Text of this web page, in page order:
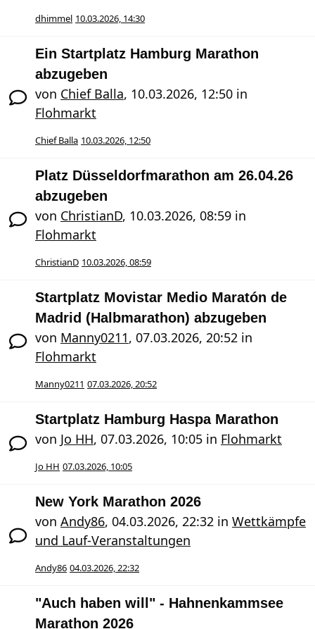
dhimmel 10.03.2026, 14:30
Ein Startplatz Hamburg Marathon
abzugeben
von Chief Balla, 10.03.2026, 12:50 in
Flohmarkt
Chief Balla 10.03.2026, 12:50
Platz Düsseldorfmarathon am 26.04.26
abzugeben
von ChristianD, 10.03.2026, 08:59 in
Flohmarkt
ChristianD 10.03.2026, 08:59
Startplatz Movistar Medio Maratón de
Madrid (Halbmarathon) abzugeben
von Manny0211, 07.03.2026, 20:52 in
Flohmarkt
Manny0211 07.03.2026, 20:52
Startplatz Hamburg Haspa Marathon
von Jo HH, 07.03.2026, 10:05 in Flohmarkt
Jo HH 07.03.2026, 10:05
New York Marathon 2026
von Andy86, 04.03.2026, 22:32 in Wettkämpfe
und Lauf-Veranstaltungen
Andy86 04.03.2026, 22:32
"Auch haben will" - Hahnenkammsee
Marathon 2026